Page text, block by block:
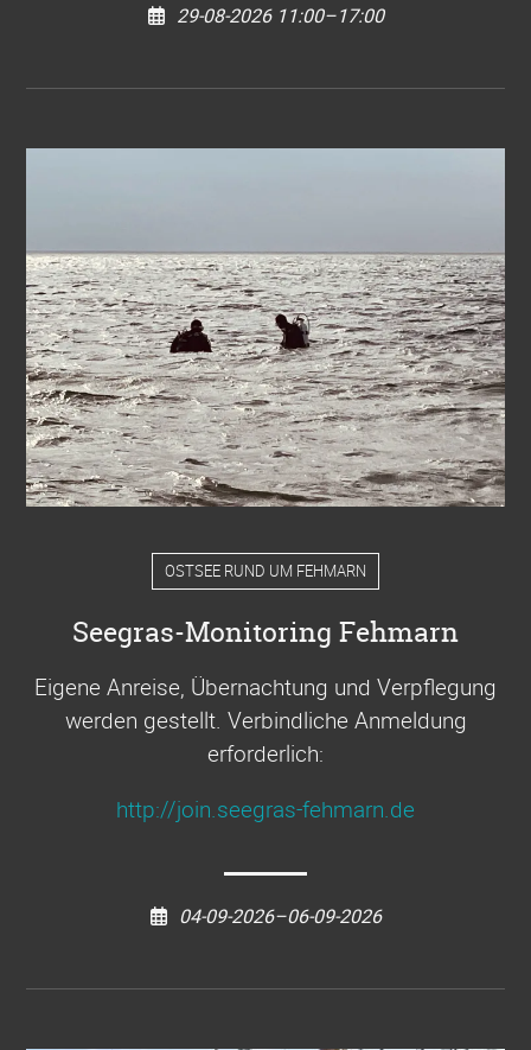
29-08-2026 11:00–17:00
OSTSEE RUND UM FEHMARN
Seegras-Monitoring Fehmarn
Eigene Anreise, Übernachtung und Verpflegung
werden gestellt. Verbindliche Anmeldung
erforderlich:
http://join.seegras-fehmarn.de
04-09-2026–06-09-2026